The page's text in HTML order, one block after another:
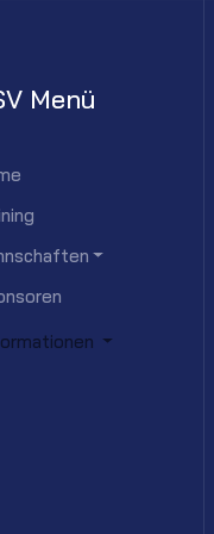
Menü